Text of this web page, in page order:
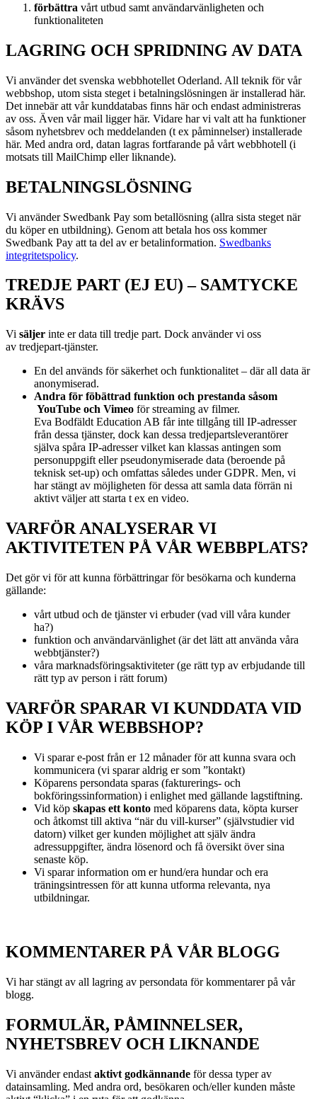
förbättra vårt utbud samt användarvänligheten och
funktionaliteten
LAGRING OCH SPRIDNING AV DATA
Vi använder det svenska webbhotellet Oderland. All teknik för vår
webbshop, utom sista steget i betalningslösningen är installerad här.
Det innebär att vår kunddatabas finns här och endast administreras
av oss. Även vår mail ligger här. Vidare har vi valt att ha funktioner
såsom nyhetsbrev och meddelanden (t ex påminnelser) installerade
här. Med andra ord, datan lagras fortfarande på vårt webbhotell (i
motsats till MailChimp eller liknande).
BETALNINGSLÖSNING
Vi använder Swedbank Pay som betallösning (allra sista steget när
du köper en utbildning). Genom att betala hos oss kommer
Swedbank Pay att ta del av er betalinformation. Swedbanks
integritetspolicy.
TREDJE PART (EJ EU) – SAMTYCKE
KRÄVS
Vi säljer inte er data till tredje part. Dock använder vi oss
av tredjepart-tjänster.
En del används för säkerhet och funktionalitet – där all data är
anonymiserad.
Andra för föbättrad funktion och prestanda såsom
YouTube och Vimeo för streaming av filmer.
Eva Bodfäldt Education AB får inte tillgång till IP-adresser
från dessa tjänster, dock kan dessa tredjepartsleverantörer
själva spåra IP-adresser vilket kan klassas antingen som
personuppgift eller pseudonymiserade data (beroende på
teknisk set-up) och omfattas således under GDPR. Men, vi
har stängt av möjligheten för dessa att samla data förrän ni
aktivt väljer att starta t ex en video.
VARFÖR ANALYSERAR VI
AKTIVITETEN PÅ VÅR WEBBPLATS?
Det gör vi för att kunna förbättringar för besökarna och kunderna
gällande:
vårt utbud och de tjänster vi erbuder (vad vill våra kunder
ha?)
funktion och användarvänlighet (är det lätt att använda våra
webbtjänster?)
våra marknadsföringsaktiviteter (ge rätt typ av erbjudande till
rätt typ av person i rätt forum)
VARFÖR SPARAR VI KUNDDATA VID
KÖP I VÅR WEBBSHOP?
Vi sparar e-post från er 12 månader för att kunna svara och
kommunicera (vi sparar aldrig er som ”kontakt)
Köparens persondata sparas (fakturerings- och
bokföringssinformation) i enlighet med gällande lagstiftning.
Vid köp skapas ett konto med köparens data, köpta kurser
och åtkomst till aktiva “när du vill-kurser” (självstudier vid
datorn) vilket ger kunden möjlighet att själv ändra
adressuppgifter, ändra lösenord och få översikt över sina
senaste köp.
Vi sparar information om er hund/era hundar och era
träningsintressen för att kunna utforma relevanta, nya
utbildningar.
KOMMENTARER PÅ VÅR BLOGG
Vi har stängt av all lagring av persondata för kommentarer på vår
blogg.
FORMULÄR, PÅMINNELSER,
NYHETSBREV OCH LIKNANDE
Vi använder endast aktivt godkännande för dessa typer av
datainsamling. Med andra ord, besökaren och/eller kunden måste